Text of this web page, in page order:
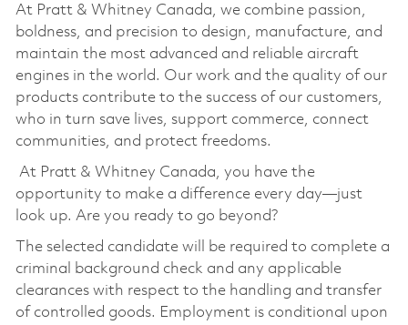
At Pratt & Whitney Canada, we combine passion,
boldness, and precision to design, manufacture, and
maintain the most advanced and reliable aircraft
engines in the world. Our work and the quality of our
products contribute to the success of our customers,
who in turn save lives, support commerce, connect
communities, and protect freedoms.
At Pratt & Whitney Canada, you have the
opportunity to make a difference every day—just
look up. Are you ready to go beyond?
The selected candidate will be required to complete a
criminal background check and any applicable
clearances with respect to the handling and transfer
of controlled goods. Employment is conditional upon